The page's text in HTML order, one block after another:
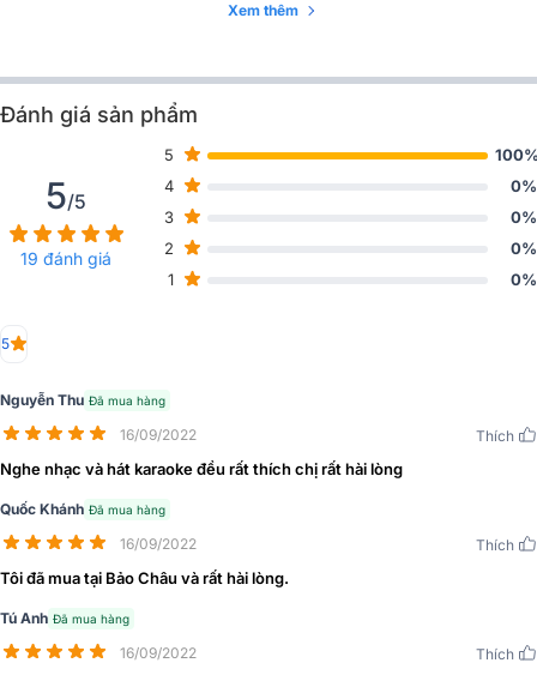
Đặc điểm chi tiết các thiết bị có trong Dàn karaoke
gia đình BIK 36
Loa karaoke BIK BJ-S968
Là model âm thanh đến từ thị trường Nhật Bản với hệ thống linh kiện
từ đội ngũ kỹ sư giàu kinh nghiệm, là sản phẩm thích hợp cho âm
Xem thêm
Đánh giá sản phẩm
5/5
19 đánh giá
5
4
0%
3
0%
2
0%
1
0%
5
Nguyễn Thu Đã mua hàng
16/09/2022 Thích
Nghe nhạc và hát karaoke đều rất thích chị rất hài lòng
Quốc Khánh Đã mua hàng
16/09/2022 Thích
Tôi đã mua tại Bảo Châu và rất hài lòng.
Tú Anh Đã mua hàng
16/09/2022 Thích